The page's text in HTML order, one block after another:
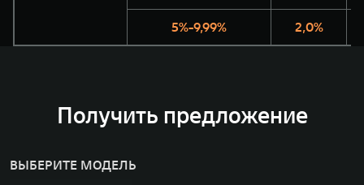
5%-9,99% 2,0%
Получить предложение
ВЫБЕРИТЕ МОДЕЛЬ